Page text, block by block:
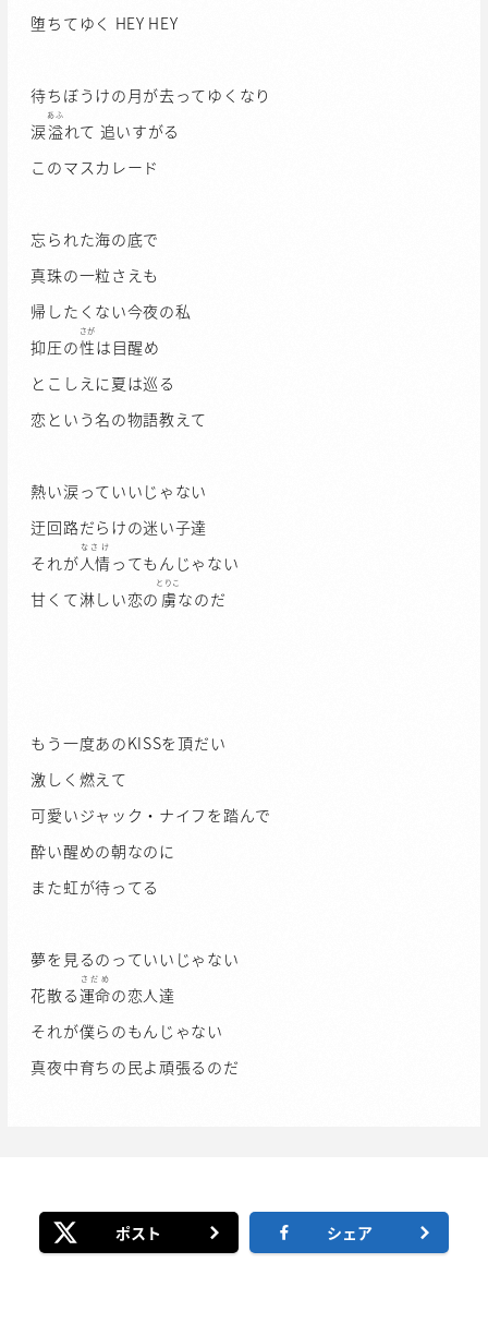
堕ちてゆく HEY HEY
待ちぼうけの月が去ってゆくなり
涙溢
あふ
れて 追いすがる
このマスカレード
忘られた海の底で
真珠の一粒さえも
帰したくない今夜の私
抑圧の性
さが
は目醒め
とこしえに夏は巡る
恋という名の物語教えて
熱い涙っていいじゃない
迂回路だらけの迷い子達
それが人情
なさけ
ってもんじゃない
甘くて淋しい恋の 虜
とりこ
なのだ
もう一度あのKISSを頂だい
激しく燃えて
可愛いジャック・ナイフを踏んで
酔い醒めの朝なのに
また虹が待ってる
夢を見るのっていいじゃない
花散る運命
さだめ
の恋人達
それが僕らのもんじゃない
真夜中育ちの民よ頑張るのだ
ポスト シェア